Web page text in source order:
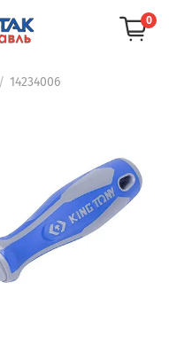
0
14234006